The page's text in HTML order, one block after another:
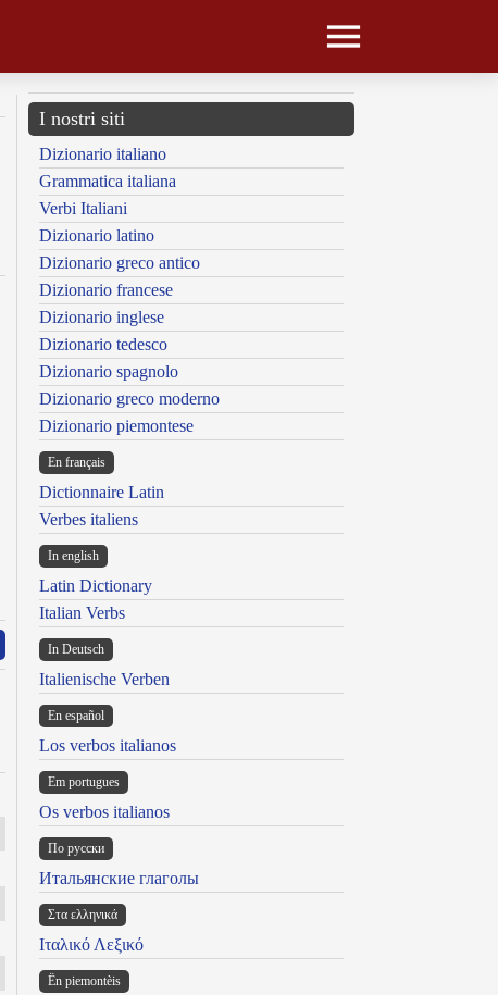
I nostri siti
Dizionario italiano
Grammatica italiana
Verbi Italiani
Dizionario latino
Dizionario greco antico
Dizionario francese
Dizionario inglese
Dizionario tedesco
Dizionario spagnolo
Dizionario greco moderno
Dizionario piemontese
En français
Dictionnaire Latin
Verbes italiens
In english
Latin Dictionary
Italian Verbs
In Deutsch
Italienische Verben
En español
Los verbos italianos
Em portugues
Os verbos italianos
По русски
Итальянские глаголы
Στα ελληνικά
Ιταλικό Λεξικό
Ën piemontèis